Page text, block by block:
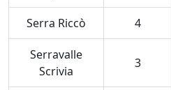
Serra Riccò 4
Serravalle
Scrivia
3